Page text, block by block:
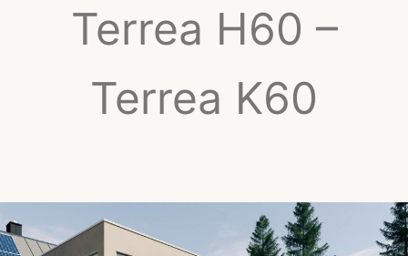
Terrea H60 –
Terrea K60